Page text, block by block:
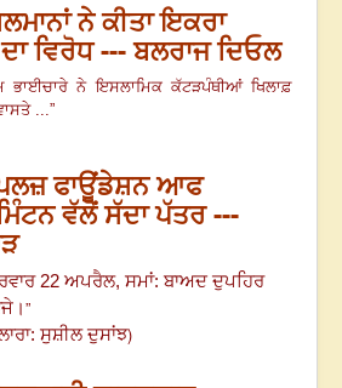
ਨੇ ਕੀਤਾ ਇਕਰਾ
ਵਿਰੋਧ --- ਬਲਰਾਜ ਦਿਓਲ
ਭਾਈਚਾਰੇ ਨੇ ਇਸਲਾਮਿਕ ਕੱਟੜਪੰਥੀਆਂ ਖਿਲਾਫ਼
...”
ਫਾਊਂਡੇਸ਼ਨ ਆਫ
ਵੱਲੋਂ ਸੱਦਾ ਪੱਤਰ ---
22 ਅਪਰੈਲ, ਸਮਾਂ: ਬਾਅਦ ਦੁਪਹਿਰ
”
ਸੁਸ਼ੀਲ ਦੁਸਾਂਝ)